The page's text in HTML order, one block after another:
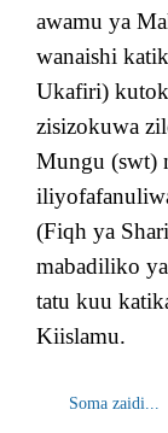
awamu ya
wanaishi
Ukafiri)
zisizokuwa
Mungu (swt)
(Fiqh ya
mabadiliko
tatu kuu
Kiislamu.
Soma zaidi...